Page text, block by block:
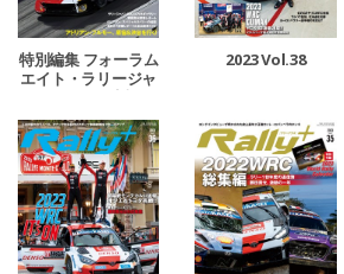
特別編集 フォーラム
エイト・ラリージャ
パン 2023 速報
2023 Vol.38